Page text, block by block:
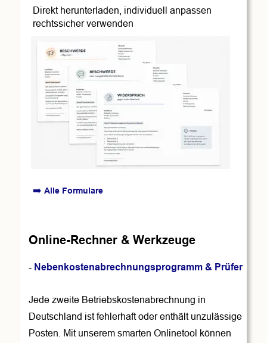
Direkt herunterladen, individuell anpassen
rechtssicher verwenden
➡️ Alle Formulare
Online-Rechner & Werkzeuge
- Nebenkostenabrechnungsprogramm & Prüfer
Jede zweite Betriebskostenabrechnung in
Deutschland ist fehlerhaft oder enthält unzulässige
Posten. Mit unserem smarten Onlinetool können